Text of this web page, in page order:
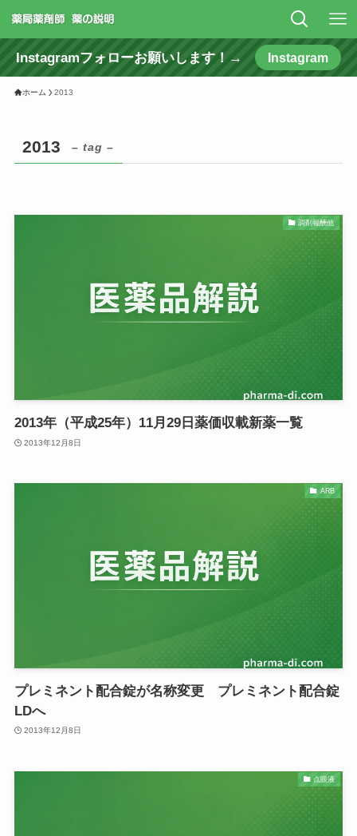
Instagramフォローお願いします！→ Instagram
ホーム 2013
2013 – tag –
調剤報酬他
2013年（平成25年）11月29日薬価収載新薬一覧
2013年12月8日
ARB
プレミネント配合錠が名称変更 プレミネント配合錠
LDへ
2013年12月8日
点眼液